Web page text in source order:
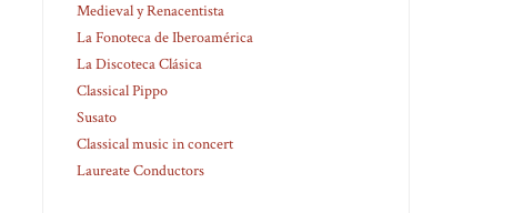
Medieval y Renacentista
La Fonoteca de Iberoamérica
La Discoteca Clásica
Classical Pippo
Susato
Classical music in concert
Laureate Conductors